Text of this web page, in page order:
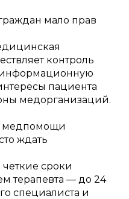
мало прав
контроль
информационную
пациента
медорганизаций.
медпомощи
ждать
четкие сроки
терапевта — до 24
специалиста и